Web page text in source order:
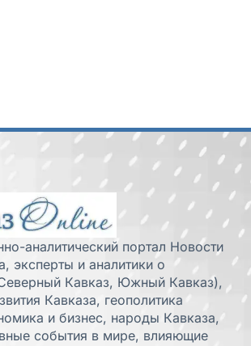
аналитический портал Новости
эксперты и аналитики о
Кавказ, Южный Кавказ),
Кавказа, геополитика
и бизнес, народы Кавказа,
события в мире, влияющие